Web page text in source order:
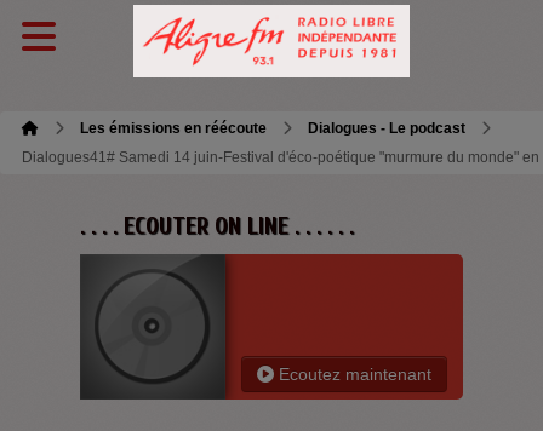
Les émissions en réécoute
Dialogues - Le podcast
Dialogues41# Samedi 14 juin-Festival d'éco-poétique "murmure du monde" en
. . . . ECOUTER ON LINE . . . . . .
Ecoutez maintenant